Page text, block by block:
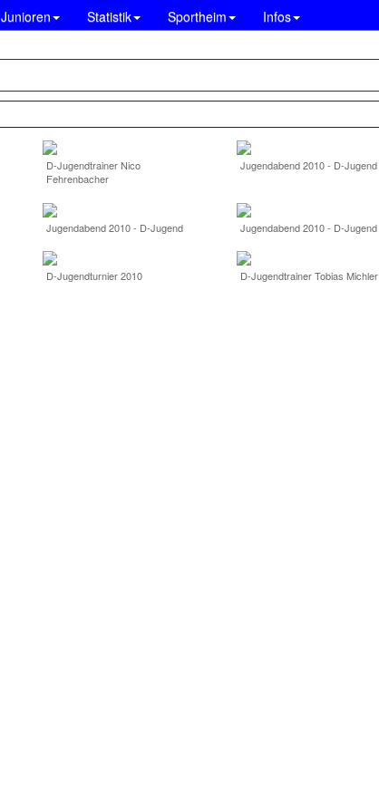
Junioren Statistik Sportheim Infos
D-Jugendtrainer Nico
Fehrenbacher
Jugendabend 2010 - D-Jugend
Jugendabend 2010 - D-Jugend Jugendabend 2010 - D-Jugend
D-Jugendturnier 2010 D-Jugendtrainer Tobias Michler